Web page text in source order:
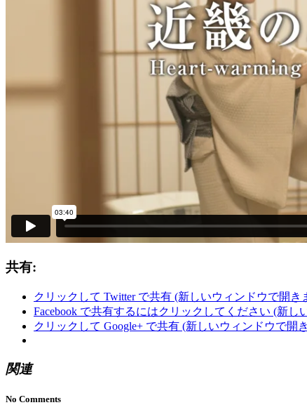
共有:
クリックして Twitter で共有 (新しいウィンドウで開き
Facebook で共有するにはクリックしてください (新し
クリックして Google+ で共有 (新しいウィンドウで開
関連
No Comments